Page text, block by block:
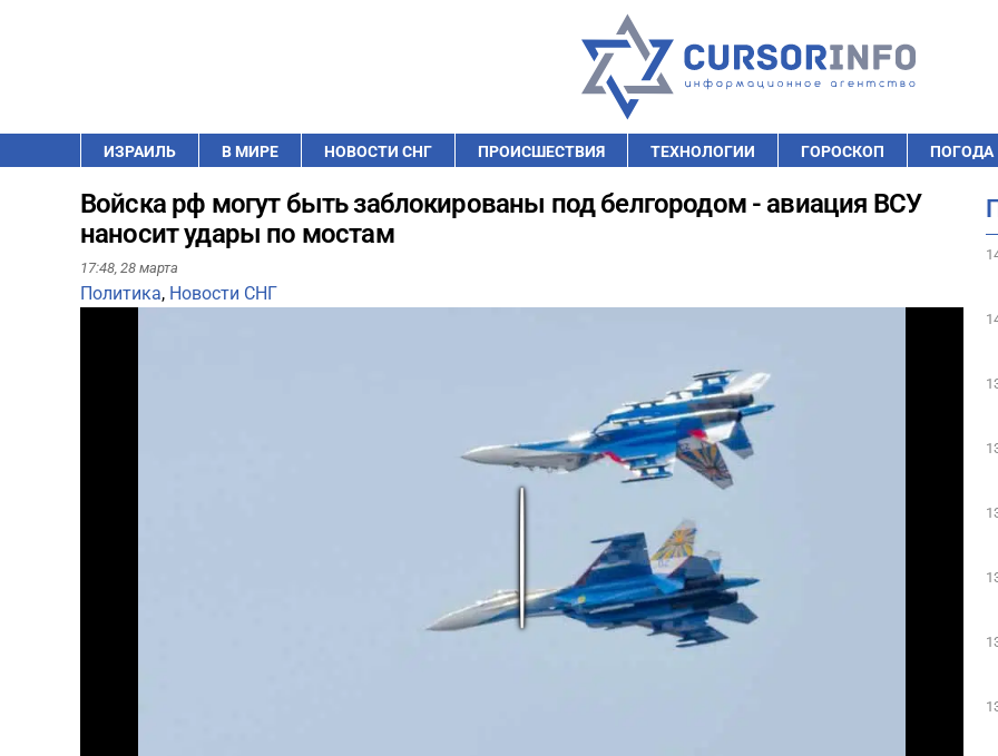
ИЗРАИЛЬ В МИРЕ НОВОСТИ СНГ ПРОИСШЕСТВИЯ ТЕХНОЛОГИИ ГОРОСКОП ПОГОДА
Войска рф могут быть заблокированы под белгородом - авиация ВСУ
наносит удары по мостам
17:48, 28 марта
Политика, Новости СНГ